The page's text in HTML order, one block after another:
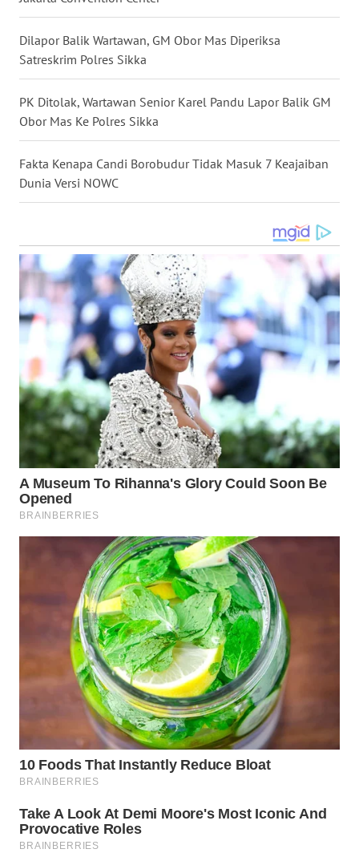
Dilapor Balik Wartawan, GM Obor Mas Diperiksa
Satreskrim Polres Sikka
PK Ditolak, Wartawan Senior Karel Pandu Lapor Balik GM
Obor Mas Ke Polres Sikka
Fakta Kenapa Candi Borobudur Tidak Masuk 7 Keajaiban
Dunia Versi NOWC
WN
SULUT
WN
MALUKU
WN
WN
DANAU
TOBA
WN
LANGKAT
WN
TAPANULI
SELATAN
KARO
SIMALUNGUN
LABUHANBATU
TAPANULI
TENGAH